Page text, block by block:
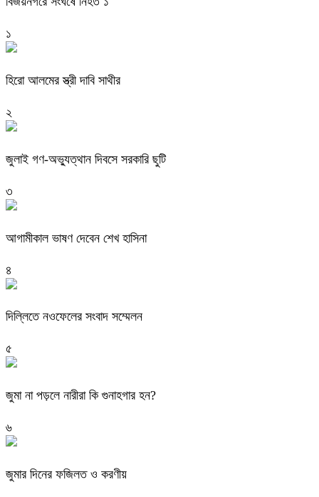
১
হিরো আলমের স্ত্রী দাবি সাথীর
২
জুলাই গণ-অভ্যুত্থান দিবসে সরকারি ছুটি
৩
আগামীকাল ভাষণ দেবেন শেখ হাসিনা
৪
দিল্লিতে নওফেলের সংবাদ সম্মেলন
৫
জুমা না পড়লে নারীরা কি গুনাহগার হন?
৬
জুমার দিনের ফজিলত ও করণীয়